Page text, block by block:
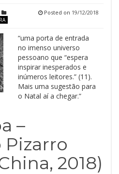
Posted on 19/12/2018
“uma porta de entrada
no imenso universo
pessoano que “espera
inspirar inesperados e
inúmeros leitores.” (11).
Mais uma sugestão para
o Natal aí a chegar.”
–
2018)